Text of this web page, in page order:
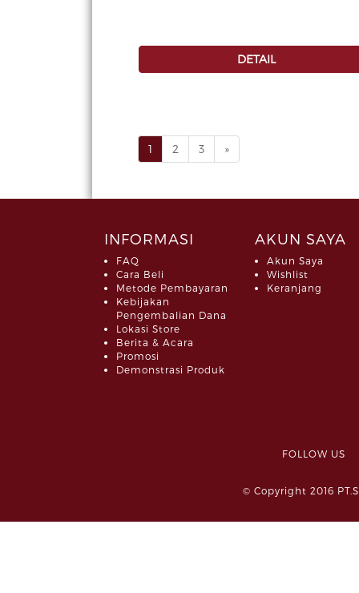
DETAIL
1 2 3 »
INFORMASI
FAQ
Cara Beli
Metode Pembayaran
Kebijakan
Pengembalian Dana
Lokasi Store
Berita & Acara
Promosi
Demonstrasi Produk
AKUN SAYA
Akun Saya
Wishlist
Keranjang
FOLLOW
© Copyright 2016